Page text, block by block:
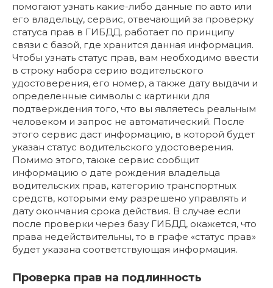
помогают узнать какие-либо данные по авто или
его владельцу, сервис, отвечающий за проверку
статуса прав в ГИБДД, работает по принципу
связи с базой, где хранится данная информация.
Чтобы узнать статус прав, вам необходимо ввести
в строку набора серию водительского
удостоверения, его номер, а также дату выдачи и
определенные символы с картинки для
подтверждения того, что вы являетесь реальным
человеком и запрос не автоматический. После
этого сервис даст информацию, в которой будет
указан статус водительского удостоверения.
Помимо этого, также сервис сообщит
информацию о дате рождения владельца
водительских прав, категорию транспортных
средств, которыми ему разрешено управлять и
дату окончания срока действия. В случае если
после проверки через базу ГИБДД, окажется, что
права недействительны, то в графе «статус прав»
будет указана соответствующая информация.
Проверка прав на подлинность